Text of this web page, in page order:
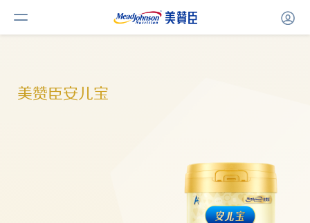
美赞臣安儿宝